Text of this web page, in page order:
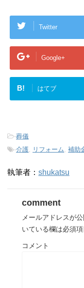
Twitter
Google+
B! はてブ
-葬儀
-介護 リフォーム 補助
執筆者： shukatsu
comment
メールアドレスが
いている欄は必須
コメント